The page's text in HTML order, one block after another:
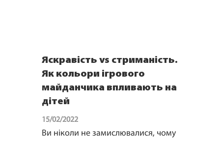
Яскравість vs стриманість.
Як кольори ігрового
майданчика впливають на
дітей
15/02/2022
Ви ніколи не замислювалися, чому